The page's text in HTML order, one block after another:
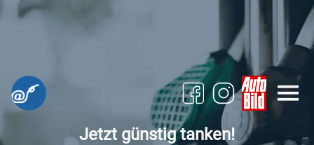
Jetzt günstig tanken!